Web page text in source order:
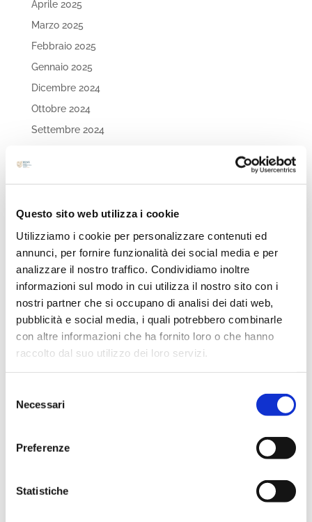
Questo sito web utilizza i cookie
Utilizziamo i cookie per personalizzare contenuti ed
annunci, per fornire funzionalità dei social media e per
analizzare il nostro traffico. Condividiamo inoltre
informazioni sul modo in cui utilizza il nostro sito con i
nostri partner che si occupano di analisi dei dati web,
pubblicità e social media, i quali potrebbero combinarle
con altre informazioni che ha fornito loro o che hanno
raccolto dal suo utilizzo dei loro servizi.
delNecessari
Preferenze
Statistiche
Aprile 2025
Marzo 2025
Febbraio 2025
Gennaio 2025
Dicembre 2024
Ottobre 2024
Settembre 2024
Aprile 2024
Marzo 2024
Febbraio 2024
Dicembre 2023
Settembre 2023
Agosto 2023
Giugno 2023
Maggio 2023
Marzo 2023
Dicembre 2022
Ottobre 2022